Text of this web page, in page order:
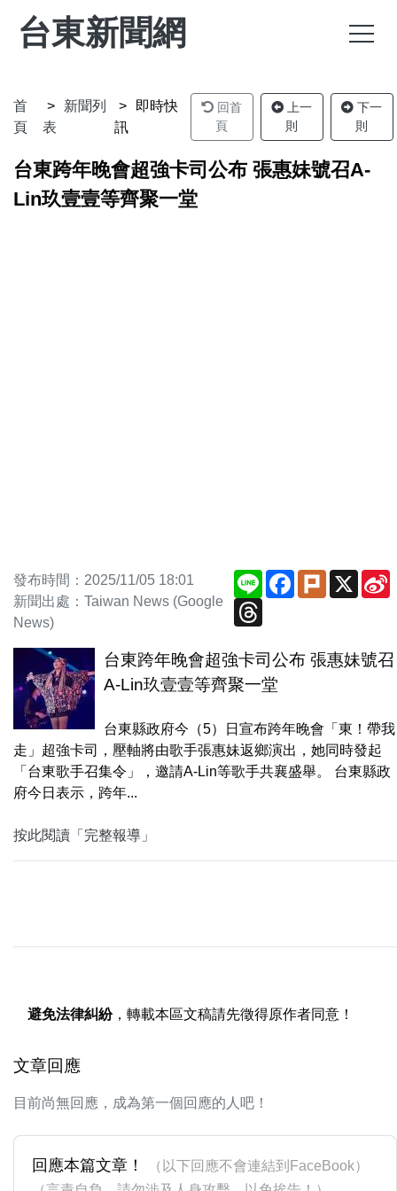
台東新聞網
首
頁
新聞列
表
即時快
訊
回首
頁
上一
則
下一
則
台東跨年晚會超強卡司公布 張惠妹號召A-
Lin玖壹壹等齊聚一堂
發布時間：2025/11/05 18:01
新聞出處：Taiwan News (Google
News)
Line Facebook
Plurk X
台東跨年晚會超強卡司公布 張惠妹號召
A-Lin玖壹壹等齊聚一堂
台東縣政府今（5）日宣布跨年晚會「東！帶我
走」超強卡司，壓軸將由歌手張惠妹返鄉演出，她同時發起
「台東歌手召集令」，邀請A-Lin等歌手共襄盛舉。 台東縣政
府今日表示，跨年...
按此閱讀「完整報導」
避免法律糾紛，轉載本區文稿請先徵得原作者同意！
文章回應
目前尚無回應，成為第一個回應的人吧！
回應本篇文章！
（以下回應不會連結到FaceBook）